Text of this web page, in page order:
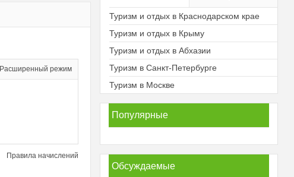
Расширенный режим
Правила начислений
Туризм и отдых в Краснодарском крае
Туризм и отдых в Крыму
Туризм и отдых в Абхазии
Туризм в Санкт-Петербурге
Туризм в Москве
Популярные
Обсуждаемые